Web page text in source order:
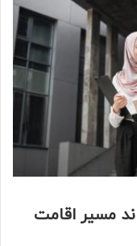
مسیر اقامت